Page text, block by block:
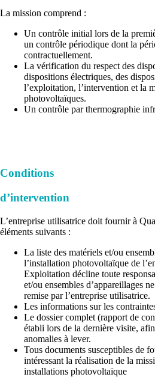
La mission comprend :
Un contrôle initial lors de la
un contrôle périodique dont la
contractuellement.
La vérification du respect des
dispositions électriques, des
l’exploitation, l’intervention et la
photovoltaïques.
Un contrôle par thermographie
Conditions
d’intervention
L’entreprise utilisatrice doit fournir à
éléments suivants :
La liste des matériels et/ou
l’installation photovoltaïque de
Exploitation décline toute
et/ou ensembles d’appareillages
remise par l’entreprise utilisatrice.
Les informations sur les
Le dossier complet (rapport de
établi lors de la dernière visite,
anomalies à lever.
Tous documents susceptibles de
intéressant la réalisation de la
installations photovoltaïque